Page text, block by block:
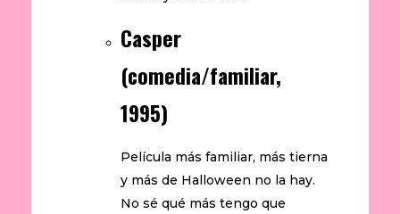
Casper
(comedia/familiar,
1995)
Película más familiar, más tierna
y más de Halloween no la hay.
No sé qué más tengo que